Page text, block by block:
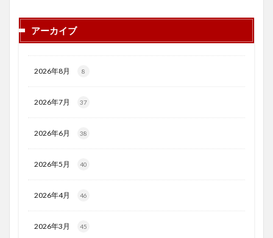
アーカイブ
2026年8月 8
2026年7月 37
2026年6月 38
2026年5月 40
2026年4月 46
2026年3月 45